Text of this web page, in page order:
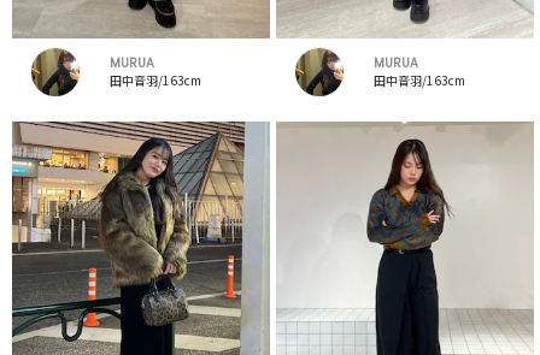
MURUA
田中音羽/163cm
MURUA
田中音羽/163cm